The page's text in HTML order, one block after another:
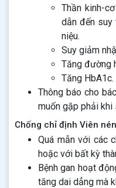
Thần kinh-
dẫn đến
niệu.
Suy giảm
Tăng đường
Tăng HbA1c.
Thông báo cho
muốn gặp phải khi
Chống chỉ định Viên
Quá mẫn với các
hoặc với bất kỳ
Bệnh gan hoạt
tăng dai dẳng mà